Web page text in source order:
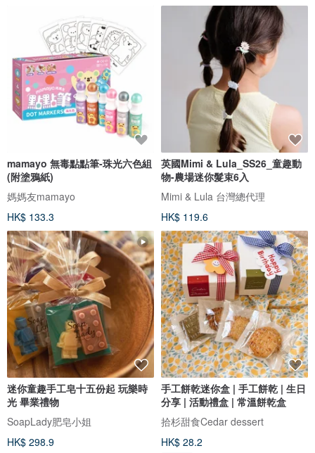
mamayo 無毒點點筆-珠光六色組
(附塗鴉紙)
媽媽友mamayo
HK$ 133.3
英國Mimi & Lula_SS26_童趣動
物-農場迷你髮束6入
Mimi & Lula 台灣總代理
HK$ 119.6
迷你童趣手工皂十五份起 玩樂時
光 畢業禮物
SoapLady肥皂小姐
HK$ 298.9
手工餅乾迷你盒 | 手工餅乾 | 生日
分享 | 活動禮盒 | 常溫餅乾盒
拾杉甜食Cedar dessert
HK$ 28.2